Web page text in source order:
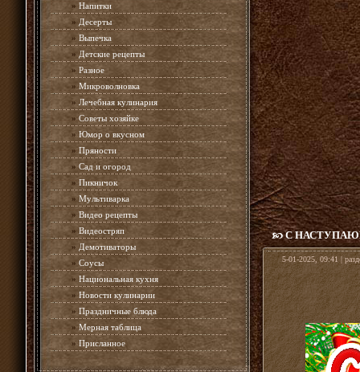
» Напитки
»Десерты
» Выпечка
» Детские рецепты
» Разное
» Микроволновка
» Лечебная кулинария
» Советы хозяйке
» Юмор о вкусном
» Пряности
» Сад и огород
» Пикничок
» Мультиварка
» Видео рецепты
» Видеостряп
» Демотиваторы
» Соусы
» Национальная кухня
» Новости кулинарии
» Праздничные блюда
» Мерная таблица
» Присланное
С
5-01-2025, 09:41 |